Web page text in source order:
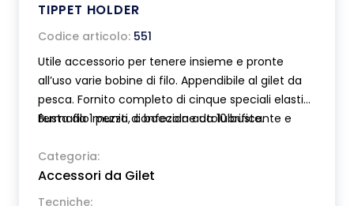
TIPPET HOLDER
Codice articolo: 551
Utile accessorio per tenere insieme e pronte
all’uso varie bobine di filo. Appendibile al gilet da
pesca. Fornito completo di cinque speciali elastici
fermafilo muniti di boccola autolubrificante e
l’estrazione del filo. Bobine non incluse.
Busta da 1 pezzo, confezione da 10 buste.
Categoria:
Accessori da Gilet
Tecniche: